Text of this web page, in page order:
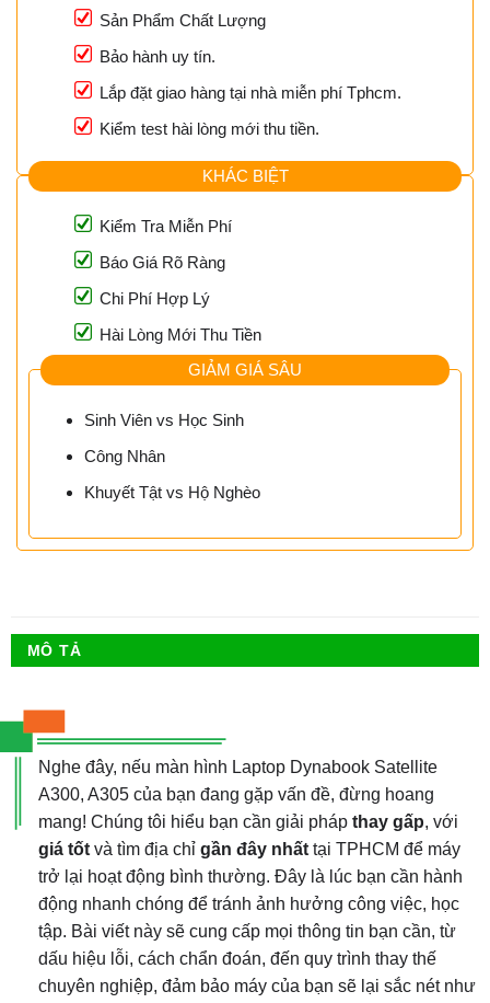
Sản Phẩm Chất Lượng
Bảo hành uy tín.
Lắp đặt giao hàng tại nhà miễn phí Tphcm.
Kiểm test hài lòng mới thu tiền.
KHÁC BIỆT
Kiểm Tra Miễn Phí
Báo Giá Rõ Ràng
Chi Phí Hợp Lý
Hài Lòng Mới Thu Tiền
GIẢM GIÁ SÂU
Sinh Viên vs Học Sinh
Công Nhân
Khuyết Tật vs Hộ Nghèo
MÔ TẢ
Nghe đây, nếu màn hình Laptop Dynabook Satellite
A300, A305 của bạn đang gặp vấn đề, đừng hoang
mang! Chúng tôi hiểu bạn cần giải pháp thay gấp, với
giá tốtvà tìm địa chỉ gần đây nhấttại TPHCM để máy
trở lại hoạt động bình thường. Đây là lúc bạn cần hành
động nhanh chóng để tránh ảnh hưởng công việc, học
tập. Bài viết này sẽ cung cấp mọi thông tin bạn cần, từ
dấu hiệu lỗi, cách chẩn đoán, đến quy trình thay thế
chuyên nghiệp, đảm bảo máy của bạn sẽ lại sắc nét như